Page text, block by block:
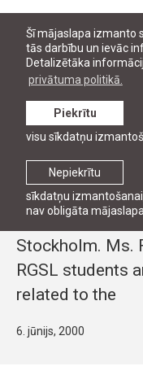
Šī mājaslapa izmanto
tās darbību un ievāc
Detalizētāka
privātuma politikā.
Nepiekrītu
sīkdatņu
nav obligāta
Piekrītu
visu sīkdatņu
Ziņas
RGSL had a
Fura-
Bar
senior partner
Stockholm. Ms.
RGSL students
related to the
6. jūnijs, 2000